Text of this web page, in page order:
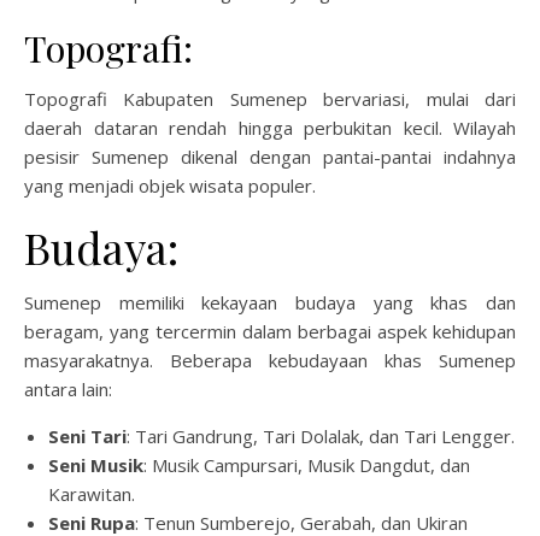
Topografi:
Topografi Kabupaten Sumenep bervariasi, mulai dari
daerah dataran rendah hingga perbukitan kecil. Wilayah
pesisir Sumenep dikenal dengan pantai-pantai indahnya
yang menjadi objek wisata populer.
Budaya:
Sumenep memiliki kekayaan budaya yang khas dan
beragam, yang tercermin dalam berbagai aspek kehidupan
masyarakatnya. Beberapa kebudayaan khas Sumenep
antara lain:
Seni Tari: Tari Gandrung, Tari Dolalak, dan Tari Lengger.
Seni Musik: Musik Campursari, Musik Dangdut, dan
Karawitan.
Seni Rupa: Tenun Sumberejo, Gerabah, dan Ukiran